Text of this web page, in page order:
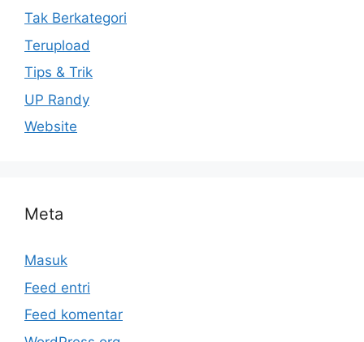
Tak Berkategori
Terupload
Tips & Trik
UP Randy
Website
Meta
Masuk
Feed entri
Feed komentar